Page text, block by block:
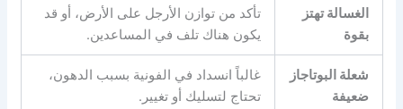
الغسالة تهتز
بقوة
تأكد من توازن الأرجل على الأرض، أو قد
يكون هناك تلف في المساعدين.
شعلة البوتاجاز
ضعيفة
غالباً انسداد في الفونية بسبب الدهون،
تحتاج لتسليك أو تغيير.